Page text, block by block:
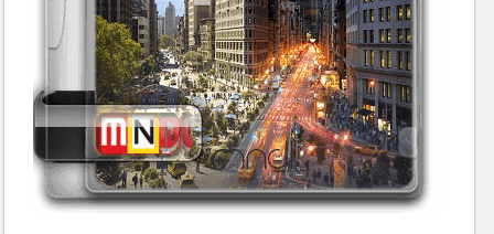
گردشگری
ماورایی
مسابقات / ورزشی
مستند های اختصاصی